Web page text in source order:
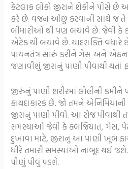
કેટલાક લોકો જીરાને શેકીને પીસે છે
કરે છે. વજન ઓછું કરવાની સાથે જ તે
બીમારીઓ થી પણ બચાવે છે. જેવી કે
એટેક થી બચાવે છે. યાદશક્તિ વધારે
પાચનતંત્ર સારું કરીને ગેસ અને
જણાવીશું જીરાનું પાણી પીવાથી થતાં
જીરુંનું પાણી શરીરમાં લોહીની
ફાયદાકારક છે. જો તમને
જીરાનું પાણી પીવો. આ રોજ પીવાથી
સમસ્યાઓ જેવી કે કબજિયાત, ગેસ,
દુખાવા માટે, જીરાનું આ પાણી ખૂબ
ધીરે તમારી સમસ્યાઓ નાબૂદ થઈ
પીણું પીવું પડશે.